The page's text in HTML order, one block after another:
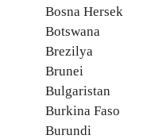
Bosna Hersek
Botswana
Brezilya
Brunei
Bulgaristan
Burkina Faso
Burundi